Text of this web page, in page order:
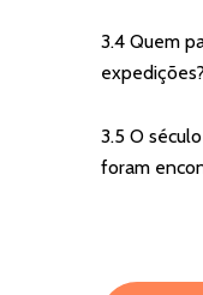
3.4 Quem
expedições?
3.5 O
foram